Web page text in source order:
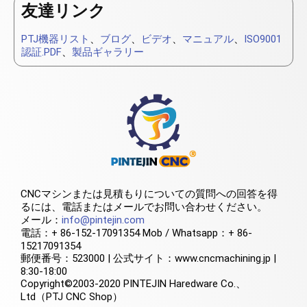
友達リンク
PTJ機器リスト 、 ブログ、 ビデオ、 マニュアル、 ISO9001
認証.PDF、 製品ギャラリー
CNCマシンまたは見積もりについての質問への回答を得
るには、電話またはメールでお問い合わせください。
メール： info@pintejin.com
電話：+ 86-152-17091354 Mob / Whatsapp：+ 86-
15217091354
郵便番号：523000 | 公式サイト：www.cncmachining.jp |
8:30-18:00
Copyright©2003-2020 PINTEJIN Haredware Co.、
Ltd（PTJ CNC Shop）